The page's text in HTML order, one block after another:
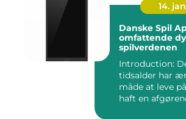
14. jan
Danske Spil
omfattende
spilverdenen
Introduction: Den digitale
tidsalder har
måde at leve
haft en